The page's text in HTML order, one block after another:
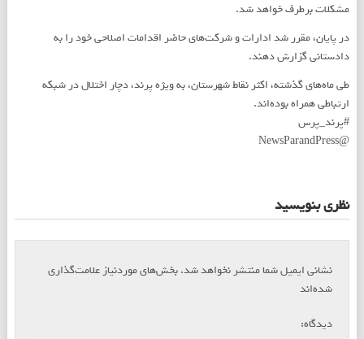
مشکلات برطرف خواهد شد.
در پایان، مقرر شد ادارات و شرکت‌های حاضر اقدامات اصلاحی خود را به
دادستانی گزارش دهند.
طی ماه‌های گذشته، اکثر نقاط شهرستان، به ویژه پرند، دچار اختلال در شبکه
ارتباطی همراه بوده‌اند.
#پرند_پرس
@NewsParandPress
نظری بنویسید
نشانی ایمیل شما منتشر نخواهد شد.بخش‌های موردنیاز علامت‌گذاری
شده‌اند
دیدگاه: